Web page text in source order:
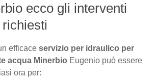
ecco gli interventi
efficaceservizio per idraulico per
acqua Minerbio Eugenio può essere
ora per: